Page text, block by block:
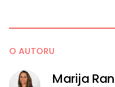
O AUTORU
Marija